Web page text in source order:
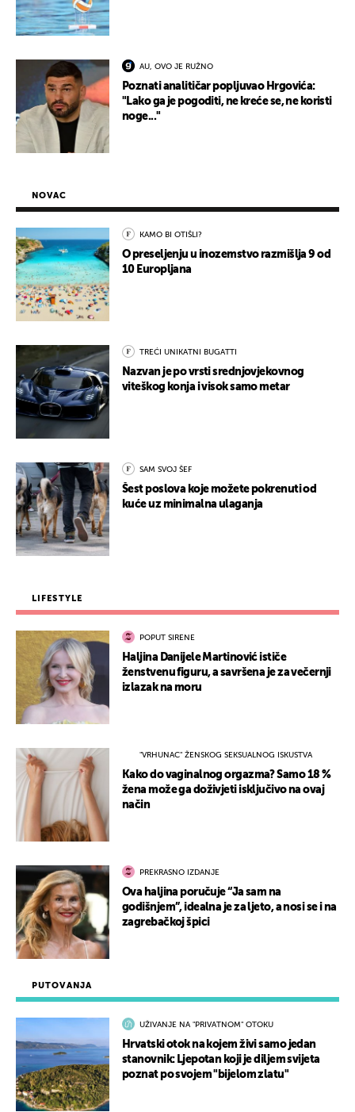
AU, OVO JE RUŽNO
Poznati analitičar popljuvao Hrgovića:
"Lako ga je pogoditi, ne kreće se, ne koristi
noge..."
PUTOVANJA
UŽIVANJE NA "PRIVATNOM" OTOKU
Hrvatski otok na kojem živi samo jedan
stanovnik: Ljepotan koji je diljem svijeta
poznat po svojem "bijelom zlatu"
NOVAC
KAMO BI OTIŠLI?
O preseljenju u inozemstvo razmišlja 9 od
10 Europljana
TREĆI UNIKATNI BUGATTI
Nazvan je po vrsti srednjovjekovnog
viteškog konja i visok samo metar
SAM SVOJ ŠEF
Šest poslova koje možete pokrenuti od
kuće uz minimalna ulaganja
LIFESTYLE
POPUT SIRENE
Haljina Danijele Martinović ističe
ženstvenu figuru, a savršena je za večernji
izlazak na moru
"VRHUNAC" ŽENSKOG SEKSUALNOG ISKUSTVA
Kako do vaginalnog orgazma? Samo 18 %
žena može ga doživjeti isključivo na ovaj
način
PREKRASNO IZDANJE
Ova haljina poručuje “Ja sam na
godišnjem”, idealna je za ljeto, a nosi se i na
zagrebačkoj špici